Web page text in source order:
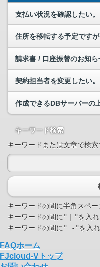
支払い状況を確認したい。
請求書 / 口座振替のお知ら
契約担当者を変更したい。
キーワード検索
キーワードまたは文章で検
キーワードの間に半角スペー
キーワードの間に"｜"を入れ
FAQホーム
FJcloud-Vトップ